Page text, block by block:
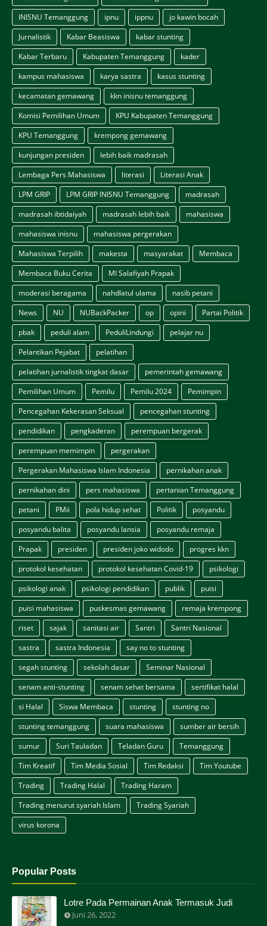
INISNU Temanggung
ipnu ippnu
jo kawin bocah
Jurnalistik
Kabar Beasiswa
kabar stunting
Kabar Terbaru
Kabupaten Temanggung
kader
kampus mahasiswa
karya sastra
kasus stunting
kecamatan gemawang
kkn inisnu temanggung
Komisi Pemilihan Umum
KPU Kabupaten Temanggung
KPU Temanggung
krempong gemawang
kunjungan presiden
lebih baik madrasah
Lembaga Pers Mahasiswa
literasi
Literasi Anak
LPM GRIP
LPM GRIP INISNU Temanggung
madrasah
madrasah ibtidaiyah
madrasah lebih baik
mahasiswa
mahasiswa inisnu
mahasiswa pergerakan
Mahasiswa Terpilih
makesta masyarakat
Membaca
Membaca Buku Cerita
MI Salafiyah Prapak
moderasi beragama
nahdlatul ulama
nasib petani
News
NU NUBackPacker op opini
Partai Politik
pbak
peduli alam PeduliLindungi
pelajar nu
Pelantikan Pejabat
pelatihan
pelatihan jurnalistik tingkat dasar
pemerintah gemawang
Pemilihan Umum
Pemilu Pemilu 2024
Pemimpin
Pencegahan Kekerasan Seksual
pencegahan stunting
pendidikan
pengkaderan
perempuan bergerak
perempuan memimpin
pergerakan
Pergerakan Mahasiswa Islam Indonesia
pernikahan anak
pernikahan dini
pers mahasiswa
pertanian Temanggung
petani
PMii pola hidup sehat Politik
posyandu
posyandu balita
posyandu lansia
posyandu remaja
Prapak
presiden presiden joko widodo
progres kkn
protokol kesehatan
protokol kesehatan Covid-19
psikologi
psikologi anak
psikologi pendidikan publik
puisi
puisi mahasiswa
puskesmas gemawang
remaja krempong
riset
sajak sanitasi air Santri
Santri Nasional
sastra
sastra Indonesia
say no to stunting
segah stunting
sekolah dasar
Seminar Nasional
senam anti-stunting
senam sehat bersama
sertifikat halal
si Halal
Siswa Membaca stunting
stunting no
stunting temanggung
suara mahasiswa
sumber air bersih
sumur
Suri Tauladan Teladan Guru
Temanggung
Tim Kreatif
Tim Media Sosial Tim Redaksi
Tim Youtube
Trading
Trading Halal
Trading Haram
Trading menurut syariah Islam
Trading Syariah
virus korona
Popular Posts
Lotre Pada Permainan Anak Termasuk Judi
Juni 26, 2022